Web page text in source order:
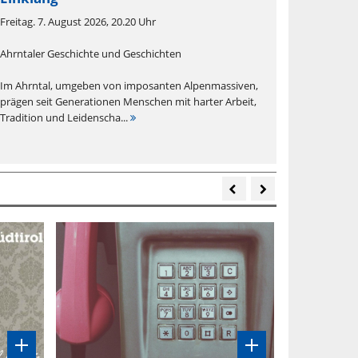
Freitag. 7. August 2026, 20.20 Uhr
Ahrntaler Geschichte und Geschichten
Im Ahrntal, umgeben von imposanten Alpenmassiven,
prägen seit Generationen Menschen mit harter Arbeit,
Tradition und Leidenscha...